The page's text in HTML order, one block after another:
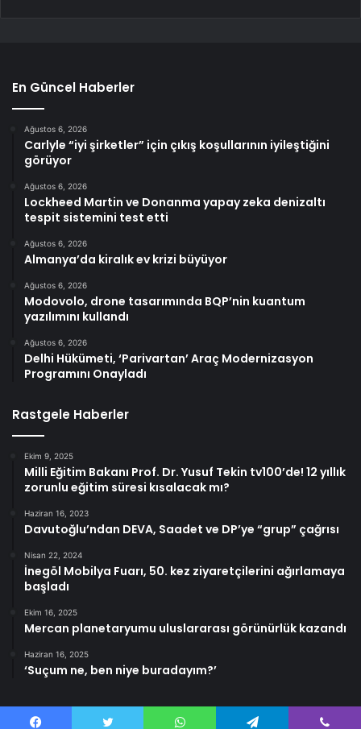
En Güncel Haberler
Ağustos 6, 2026
Carlyle “iyi şirketler” için çıkış koşullarının iyileştiğini
görüyor
Ağustos 6, 2026
Lockheed Martin ve Donanma yapay zeka denizaltı
tespit sistemini test etti
Ağustos 6, 2026
Almanya’da kiralık ev krizi büyüyor
Ağustos 6, 2026
Modovolo, drone tasarımında BQP’nin kuantum
yazılımını kullandı
Ağustos 6, 2026
Delhi Hükümeti, ‘Parivartan’ Araç Modernizasyon
Programını Onayladı
Rastgele Haberler
Ekim 9, 2025
Milli Eğitim Bakanı Prof. Dr. Yusuf Tekin tv100’de! 12 yıllık
zorunlu eğitim süresi kısalacak mı?
Haziran 16, 2023
Davutoğlu’ndan DEVA, Saadet ve DP’ye “grup” çağrısı
Nisan 22, 2024
İnegöl Mobilya Fuarı, 50. kez ziyaretçilerini ağırlamaya
başladı
Ekim 16, 2025
Mercan planetaryumu uluslararası görünürlük kazandı
Haziran 16, 2025
‘Suçum ne, ben niye buradayım?’